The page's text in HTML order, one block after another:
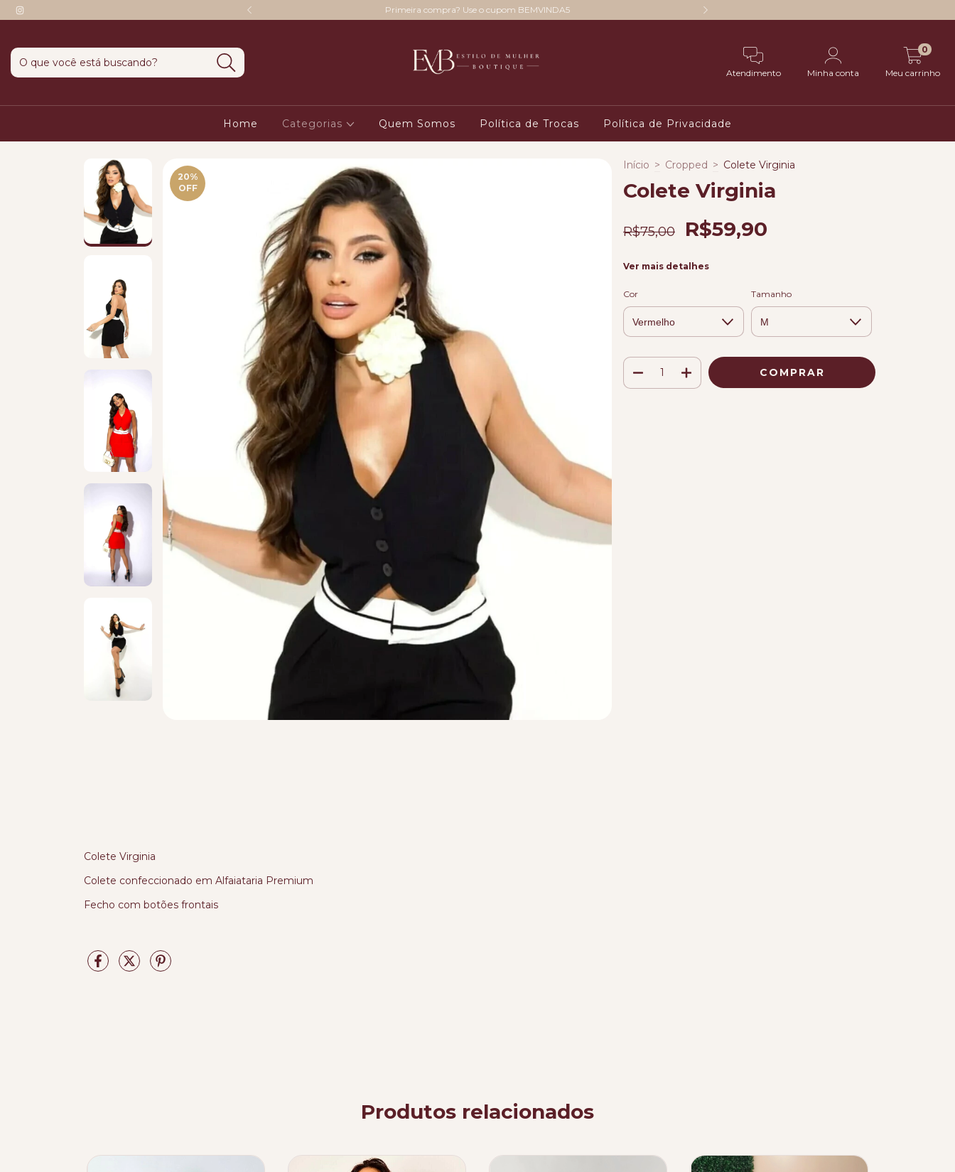
em 1 + 3 sem cartão de crédito Primeira compra? Use o cupom BEMVINDA5
Atendimento Minha conta Meu carrinho
0
Home Categorias Quem Somos Política de Trocas Política de Privacidade
20%
OFF
Colete Virginia
Colete confeccionado em Alfaiataria Premium
Fecho com botões frontais
Início > Cropped > Colete Virginia
Colete Virginia
R$75,00 R$59,90
Ver mais detalhes
Cor Tamanho
Produtos relacionados